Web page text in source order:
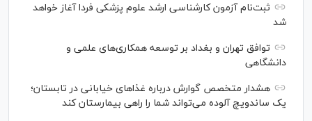
ثبت‌نام آزمون کارشناسی ارشد علوم پزشکی فردا آغاز خواهد
شد
توافق تهران و بغداد بر توسعه همکاری‌های علمی و
دانشگاهی
هشدار متخصص گوارش درباره غذا‌های خیابانی در تابستان؛
یک ساندویچ آلوده می‌تواند شما را راهی بیمارستان کند